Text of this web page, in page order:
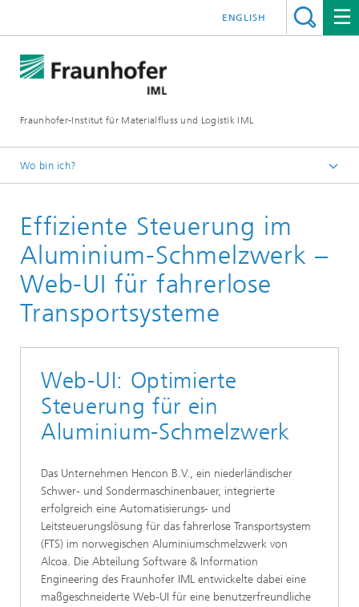
Fraunhofer-Institut für Materialfluss und Logistik IML
ENGLISH
Wo bin ich?
Abteilungen
Materialflusssysteme
Effiziente Steuerung im
Aluminium-Schmelzwerk –
Web-UI für fahrerlose
Transportsysteme
Web-UI: Optimierte
Steuerung für ein
Aluminium-Schmelzwerk
Das Unternehmen Hencon B.V., ein niederländischer
Schwer- und Sondermaschinenbauer, integrierte
erfolgreich eine Automatisierungs- und
Leitsteuerungslösung für das fahrerlose Transportsystem
(FTS) im norwegischen Aluminiumschmelzwerk von
Alcoa. Die Abteilung Software & Information
Engineering des Fraunhofer IML entwickelte dabei eine
maßgeschneiderte Web-UI für eine benutzerfreundliche